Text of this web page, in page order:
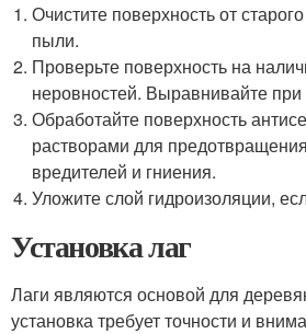
Очистите поверхность от
пыли.
Проверьте поверхность на
неровностей. Выравнивайте
Обработайте поверхность
растворами для
вредителей и гниения.
Уложите слой гидроизоляции,
Установка лаг
Лаги являются основой для
установка требует точности и